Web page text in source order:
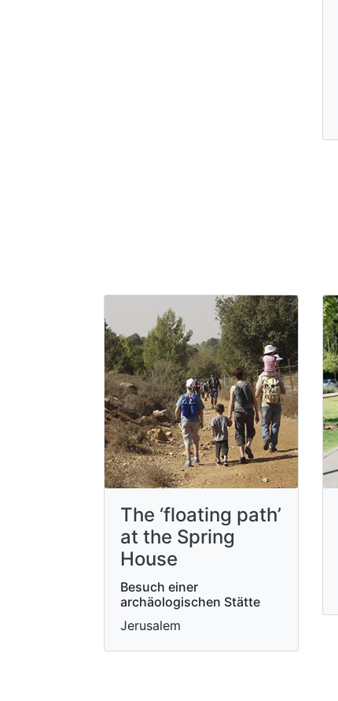
The ‘floating path’
at the Spring
House
Besuch einer
archäologischen Stätte
Jerusalem